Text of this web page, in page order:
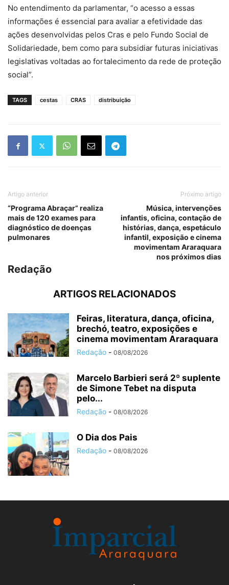
No entendimento da parlamentar, “o acesso a essas
informações é essencial para avaliar a efetividade das
ações desenvolvidas pelos Cras e pelo Fundo Social de
Solidariedade, bem como para subsidiar futuras iniciativas
legislativas voltadas ao fortalecimento da rede de proteção
social”.
TAGS cestas CRAS distribuição
Artigo anterior
“Programa Abraçar” realiza
mais de 120 exames para
diagnóstico de doenças
pulmonares
Próximo artigo
Música, intervenções
infantis, oficina, contação de
histórias, dança, espetáculo
infantil, exposição e cinema
movimentam Araraquara
nos próximos dias
Redação
ARTIGOS RELACIONADOS
Feiras, literatura, dança, oficina,
brechó, teatro, exposições e
cinema movimentam Araraquara
Redação - 08/08/2026
Marcelo Barbieri será 2º suplente
de Simone Tebet na disputa
pelo...
Redação - 08/08/2026
O Dia dos Pais
Redação - 08/08/2026